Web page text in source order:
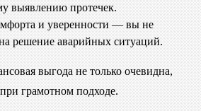
выявлению протечек.
и уверенности — вы не
решение аварийных ситуаций.
выгода не только очевидна,
грамотном подходе.